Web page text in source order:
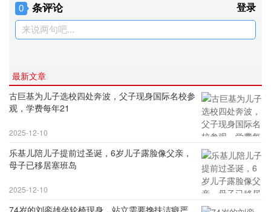
0 条评论 登录
来说两句吧...
最新文章
古巨基为儿子选校四处奔波，父子现身国际名校参
观，学费每年21
2025-12-10
乐基儿陪儿子提前过圣诞，6岁儿子露脸像父亲，
母子已移居塞班岛
2025-12-10
74岁的刘銮雄坐轮椅现身，站立需要搀扶洁癖严